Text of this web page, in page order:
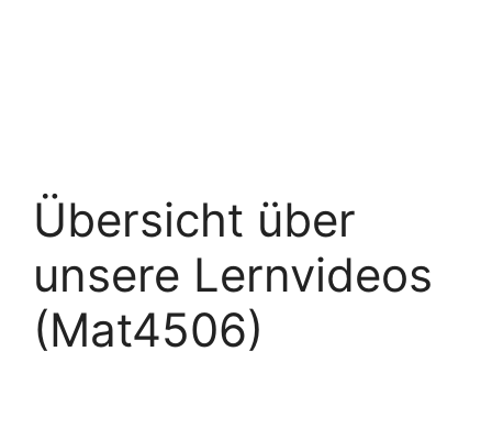
Übersicht über
unsere Lernvideos
(Mat4506)